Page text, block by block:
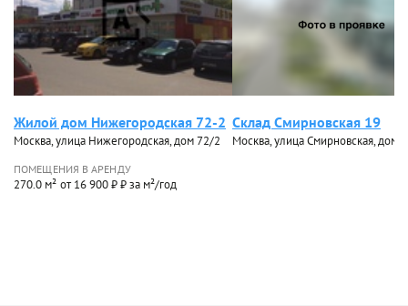
Жилой дом Нижегородская 72-2
Москва, улица Нижегородская, дом 72/2
ПОМЕЩЕНИЯ В АРЕНДУ
270.0 м² от 16 900 ₽ ₽ за м²/год
Склад Смирновская 19
Москва, улица Смирновская, дом